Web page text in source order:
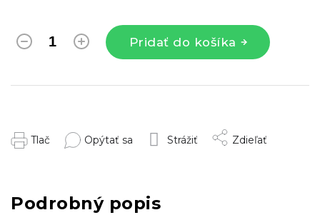
Pridať do košíka
Tlač Opýtať sa Strážiť Zdieľať
Podrobný popis